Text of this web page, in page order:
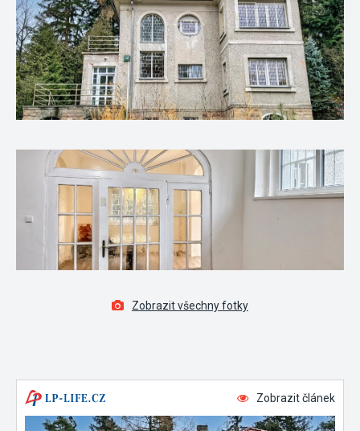
Zobrazit všechny fotky
Zobrazit článek